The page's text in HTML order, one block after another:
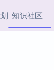
知识社区